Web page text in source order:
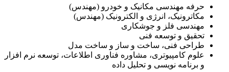
حرفه مهندسی مکانیک و خودرو (مهندس)
مکاترونیک، انرژی و الکترونیک (مهندس)
مهندسی فلز و جوشکاری
تحقیق و توسعه فنی
طراحی فنی، ساخت و ساز و ساخت مدل
علوم کامپیوتری، مشاوره فناوری اطلاعات، توسعه نرم افزار
و برنامه نویسی و تحلیل داده